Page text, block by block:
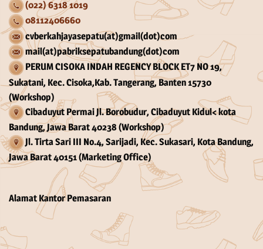
(022) 6318 1019
08112406660
cvberkahjayasepatu(at)gmail(dot)com
mail(at)pabriksepatubandung(dot)com
PERUM CISOKA INDAH REGENCY BLOCK ET7 NO 19,
Sukatani, Kec. Cisoka,Kab. Tangerang, Banten 15730
(Workshop)
Cibaduyut Permai Jl. Borobudur, Cibaduyut Kidul< kota
Bandung, Jawa Barat 40238 (Workshop)
Jl. Tirta Sari III No.4, Sarijadi, Kec. Sukasari, Kota Bandung,
Jawa Barat 40151 (Marketing Office)
Alamat Kantor Pemasaran